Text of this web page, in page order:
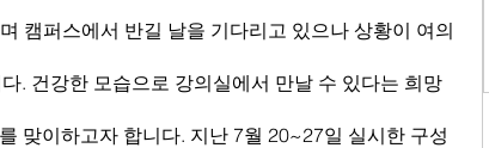
캠퍼스에서 반길 날을 기다리고 있으나 상황이 여의
. 건강한 모습으로 강의실에서 만날 수 있다는 희망
맞이하고자 합니다. 지난 7월 20~27일 실시한 구성